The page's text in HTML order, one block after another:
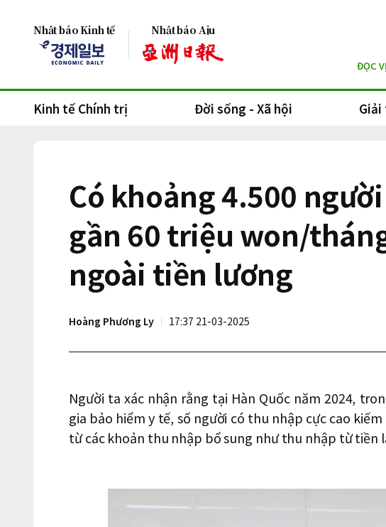
Nhật báo Kinh tế Nhật báo Aju
ĐỌC
Kinh tế Chính trị Đời sống - Xã hội
Có khoảng 4.500
gần 60 triệu won/
ngoài tiền lương
Hoàng Phương Ly 17:37 21-03-2025
Người ta xác nhận rằng tại Hàn Quốc năm 2024,
gia bảo hiểm y tế, số người có thu nhập cực cao
từ các khoản thu nhập bổ sung như thu nhập từ tiền